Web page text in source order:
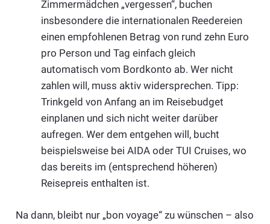
Zimmermädchen „vergessen“, buchen
insbesondere die internationalen Reedereien
einen empfohlenen Betrag von rund zehn Euro
pro Person und Tag einfach gleich
automatisch vom Bordkonto ab. Wer nicht
zahlen will, muss aktiv widersprechen. Tipp:
Trinkgeld von Anfang an im Reisebudget
einplanen und sich nicht weiter darüber
aufregen. Wer dem entgehen will, bucht
beispielsweise bei AIDA oder TUI Cruises, wo
das bereits im (entsprechend höheren)
Reisepreis enthalten ist.
Na dann, bleibt nur „bon voyage“ zu wünschen – also